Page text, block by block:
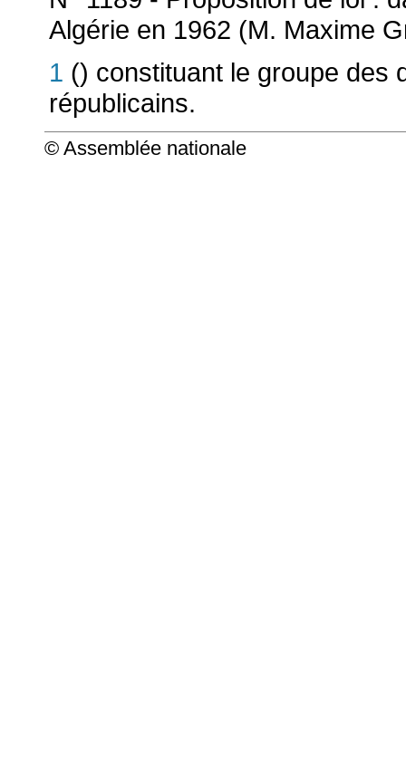
Algérie en 1962 (M. Maxime
1 () constituant le groupe des
républicains.
© Assemblée nationale